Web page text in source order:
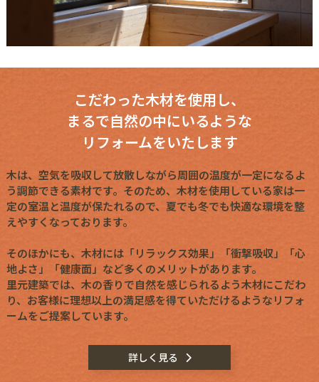
こだわった木材を使用し、
まるで自然の中にいるような
リフォームをいたします
木は、空気を吸収して放散しながら周囲の温度が一定になるよ
う調節できる素材です。そのため、木材を使用している家は一
定の室温と温度が保たれるので、夏でも冬でも快適な環境を整
えやすくなっております。
そのほかにも、木材には「リラックス効果」「衝撃吸収」「心
地よさ」「健康面」など多くのメリットがあります。
里元建築では、木の香りで自然を感じられるよう木材にこだわ
り、お客様に理想以上の満足感を得ていただけるようなリフォ
ームをご提案しています。
詳しく見る